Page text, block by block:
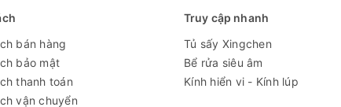
bán hàng
bảo mật
thanh toán
vận chuyển
Truy cập nhanh
Tủ sấy Xingchen
Bể rửa siêu âm
Kính hiển vi - Kính lúp